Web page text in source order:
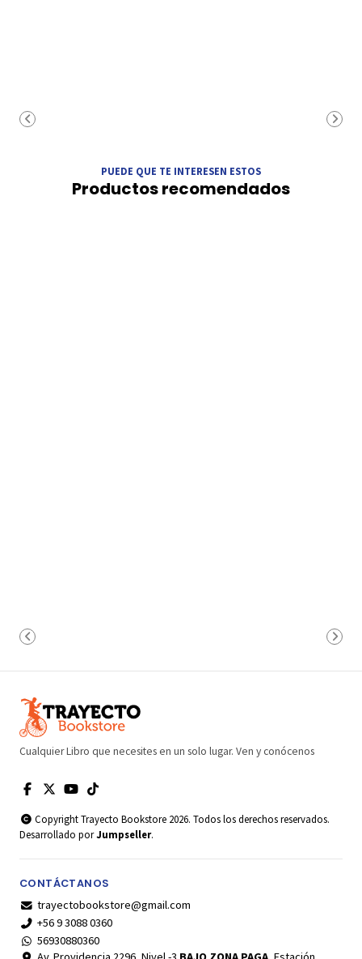
PUEDE QUE TE INTERESEN ESTOS
Productos recomendados
Cualquier Libro que necesites en un solo lugar. Ven y conócenos
Copyright Trayecto Bookstore 2026. Todos los derechos reservados.
Desarrollado porJumpseller.
CONTÁCTANOS
trayectobookstore@gmail.com
+56 9 3088 0360
56930880360